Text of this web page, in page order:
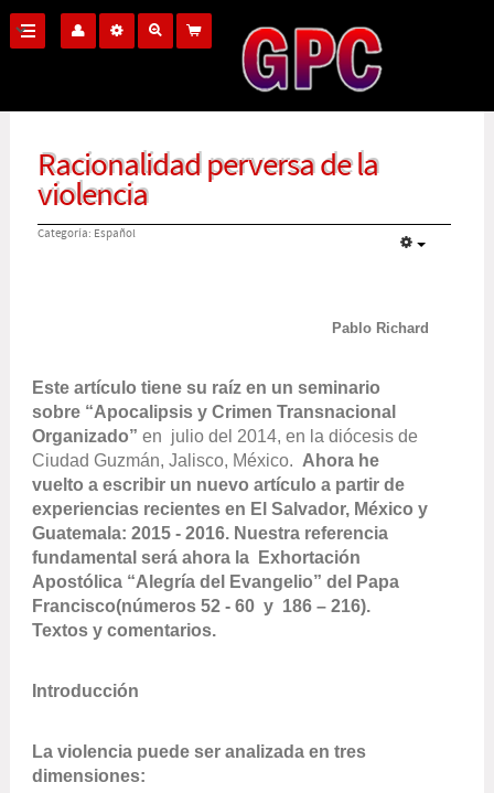
Racionalidad perversa de la
violencia
Categoría: Español
Pablo Richard
Este artículo tiene su raíz en un seminario
sobre “Apocalipsis y Crimen Transnacional
Organizado” en julio del 2014, en la diócesis de
Ciudad Guzmán, Jalisco, México. Ahora he
vuelto a escribir un nuevo artículo a partir de
experiencias recientes en El Salvador, México y
Guatemala: 2015 - 2016. Nuestra referencia
fundamental será ahora la Exhortación
Apostólica “Alegría del Evangelio” del Papa
Francisco(números 52 - 60 y 186 – 216).
Textos y comentarios.
Introducción
La violencia puede ser analizada en tres
dimensiones: